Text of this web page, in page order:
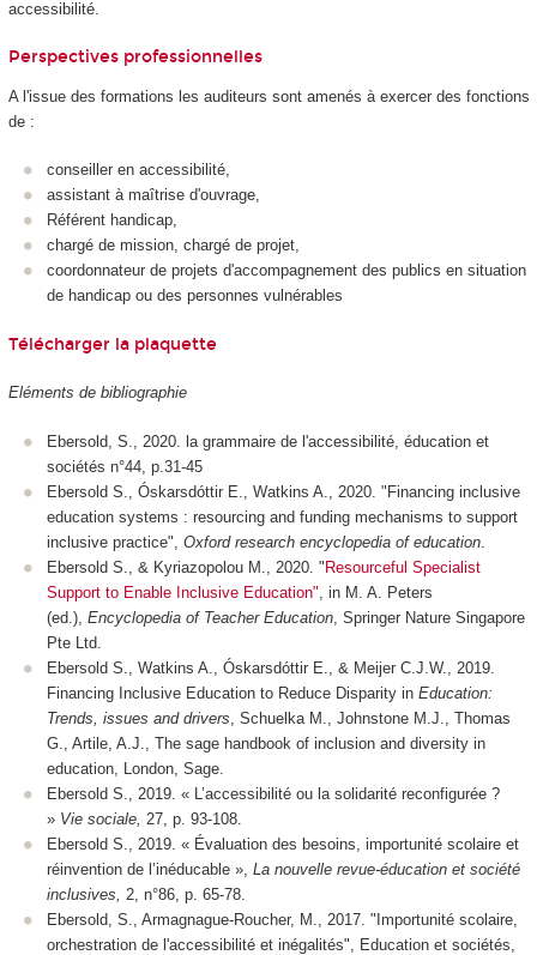
accessibilité.
Perspectives professionnelles
A l'issue des formations les auditeurs sont amenés à exercer des fonctions
de :
conseiller en accessibilité,
assistant à maîtrise d'ouvrage,
Référent handicap,
chargé de mission, chargé de projet,
coordonnateur de projets d'accompagnement des publics en situation
de handicap ou des personnes vulnérables
Télécharger la plaquette
Eléments de bibliographie
Ebersold, S., 2020. la grammaire de l'accessibilité, éducation et
sociétés n°44, p.31-45
Ebersold S., Óskarsdóttir E., Watkins A., 2020. "Financing inclusive
education systems : resourcing and funding mechanisms to support
inclusive practice", Oxford research encyclopedia of education
Ebersold S., & Kyriazopolou M., 2020. "Resourceful Specialist
Support to Enable Inclusive Education" , in M. A. Peters
(ed.), Encyclopedia of Teacher Education , Springer Nature Singapore
Pte Ltd.
Ebersold S., Watkins A., Óskarsdóttir E., & Meijer C.J.W., 2019.
Financing Inclusive Education to Reduce Disparity in Education:
Trends, issues and drivers , Schuelka M., Johnstone M.J., Thomas
G., Artile, A.J., The sage handbook of inclusion and diversity in
education, London, Sage.
Ebersold S., 2019. « L’accessibilité ou la solidarité reconfigurée ?
» Vie sociale, 27, p. 93-108.
Ebersold S., 2019. « Évaluation des besoins, importunité scolaire et
réinvention de l’inéducable », La nouvelle revue-éducation et société
inclusives,
2, n°86, p. 65-78.
Ebersold, S., Armagnague-Roucher, M., 2017. "Importunité scolaire,
orchestration de l'accessibilité et inégalités", Education et sociétés,